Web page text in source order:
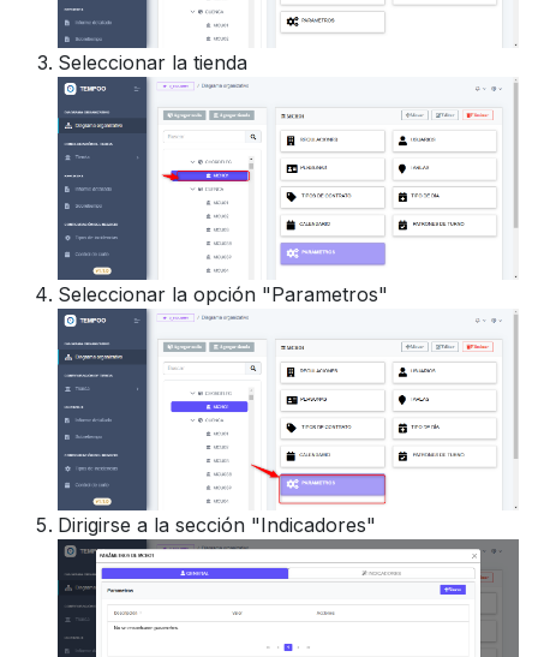
Seleccionar la tienda
Seleccionar la opción "Parametros"
Dirigirse a la sección "Indicadores"